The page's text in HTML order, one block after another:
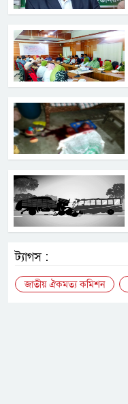
ট্যাগস :
জাতীয় ঐকমত্য কমিশন